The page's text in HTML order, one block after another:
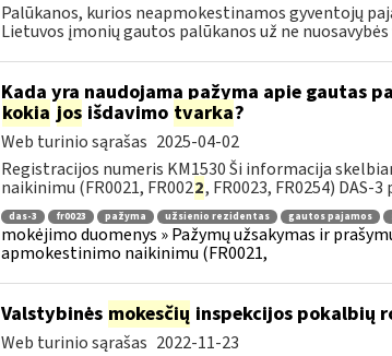
Palūkanos, kurios neapmokestinamos gyventojų
Lietuvos įmonių gautos palūkanos už ne
Kada yra naudojama pažyma apie gautas
kokia jos išdavimo tvarka?
Web turinio sąrašas 2025-04-02
Registracijos numeris KM1530 Ši informacija
naikinimu (FR0021, FR0022, FR0023, FR0254) DAS-3
das-3 fr0023 pažyma užsienio rezidentas gautos pajamos
mokėjimo duomenys » Pažymų užsakymas ir
apmokestinimo naikinimu (FR0021,
Valstybinės mokesčių inspekcijos pokalbių
Web turinio sąrašas 2022-11-23